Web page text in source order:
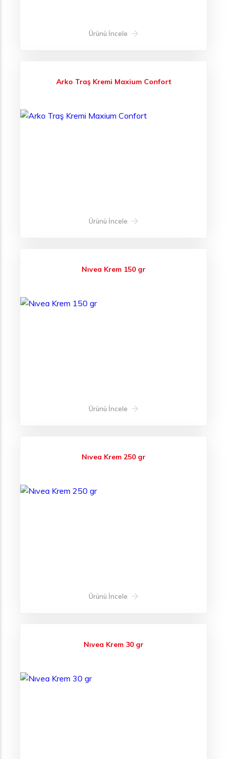
Ürünü İncele
Arko Traş Kremi Maxium Confort
Ürünü İncele
Nıvea Krem 150 gr
Ürünü İncele
Nıvea Krem 250 gr
Ürünü İncele
Nıvea Krem 30 gr